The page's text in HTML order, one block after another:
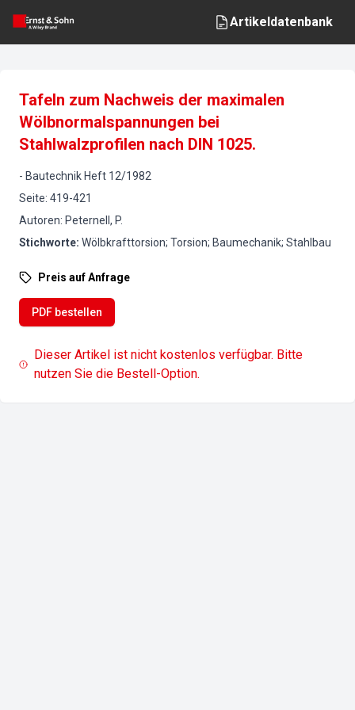
Artikeldatenbank
Tafeln zum Nachweis der maximalen
Wölbnormalspannungen bei
Stahlwalzprofilen nach DIN 1025.
- Bautechnik Heft 12/1982
Seite: 419-421
Autoren: Peternell, P.
Stichworte: Wölbkrafttorsion; Torsion; Baumechanik; Stahlbau
Preis auf Anfrage
PDF bestellen
Dieser Artikel ist nicht kostenlos verfügbar. Bitte
nutzen Sie die Bestell-Option.